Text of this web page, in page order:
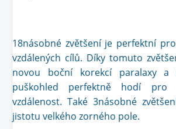
18násobné zvětšení je perfektní
vzdálených cílů. Díky tomuto
novou boční korekcí paralaxy
puškohled perfektně hodí
vzdálenost. Také 3násobné
jistotu velkého zorného pole.